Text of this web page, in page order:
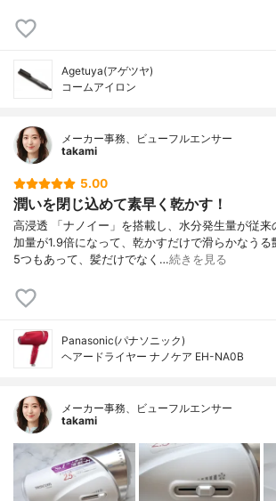
Agetuya(アゲツヤ)
コームアイロン
メーカー事務、ビューフルエンサー
takami
5.00
潤いを閉じ込めて素早く乾かす！
高浸透 「ナノイー」を搭載し、水分発生量が従来
加量が1.9倍になって、乾かすだけで滑らかなう
5つもあって、髪だけでなく…続きを見る
Panasonic(パナソニック)
ヘアードライヤー ナノケア EH-NA0B
メーカー事務、ビューフルエンサー
takami